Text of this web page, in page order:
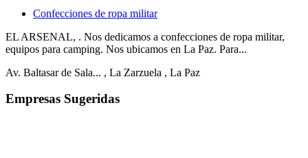
Confecciones de ropa militar
EL ARSENAL, . Nos dedicamos a confecciones de ropa militar,
equipos para camping. Nos ubicamos en La Paz. Para...
Av. Baltasar de Sala... , La Zarzuela , La Paz
Empresas Sugeridas